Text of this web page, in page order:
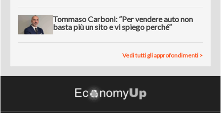
Tommaso Carboni: “Per vendere auto non
basta più un sito e vi spiego perché”
Vedi tutti gli approfondimenti >